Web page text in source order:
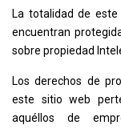
La totalidad de
encuentran
sobre propiedad
Los derechos de
este sitio web
aquéllos de